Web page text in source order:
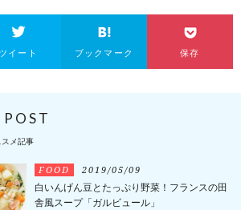
イート ブックマーク 保存
メ記事
FOOD 2019/05/09
白いんげん豆とたっぷり野菜！フランスの田
舎風スープ「ガルビュール」